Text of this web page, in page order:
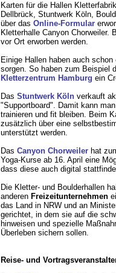
Karten für die Hallen
Dellbrück, Stuntwerk Köln,
über das Online-Formular
Kletterhalle Canyon Chorweiler.
vor Ort erworben werden.
Einige Hallen haben auch
sorgen. So haben zum Beispiel
Kletterzentrum Hamburg ein
Das Stuntwerk Kölnverkauft
"Supportboard". Damit kann
trainieren und fit bleiben. Beim
zusätzlich über eine
unterstützt werden.
Das Canyon Chorweilerhat
Yoga-Kurse ab 16. April eine
dass diese auch digital
Die Kletter- und Boulderhallen
anderen Freizeitunternehmen
das Land in NRW und an
gerichtet, in dem sie auf die
hinweisen und spezielle
Überleben sichern sollen.
Reise- und